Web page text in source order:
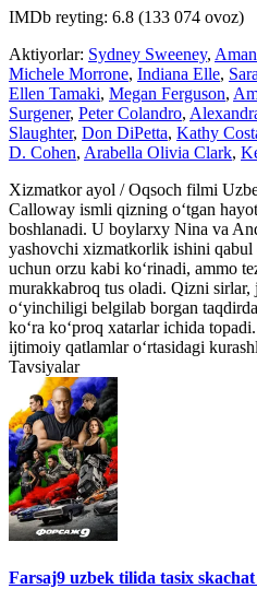
IMDb reyting: 6.8 (133 074 ovoz)
Aktiyorlar: Sydney Sweeney,
Michele Morrone, Indiana Elle,
Ellen Tamaki, Megan Ferguson,
Surgener, Peter Colandro,
Slaughter, Don DiPetta, Kathy
D. Cohen, Arabella Olivia Clark,
Xizmatkor ayol / Oqsoch filmi
Calloway ismli qizning o‘tgan
boshlanadi. U boylarxy Nina va
yashovchi xizmatkorlik ishini
uchun orzu kabi ko‘rinadi, ammo
murakkabroq tus oladi. Qizni
o‘yinchiligi belgilab borgan
ko‘ra ko‘proq xatarlar ichida
ijtimoiy qatlamlar o‘rtasidagi
Tavsiyalar
Farsaj9 uzbek tilida tasix